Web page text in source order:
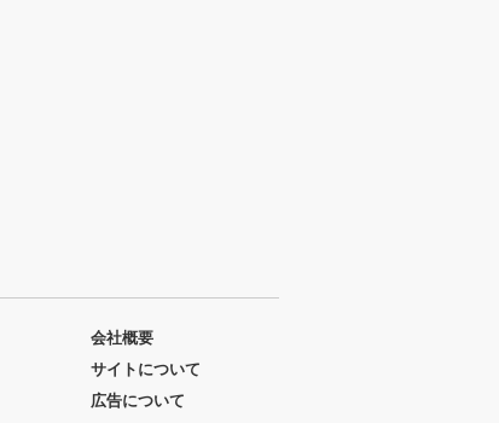
会社概要
サイトについて
広告について